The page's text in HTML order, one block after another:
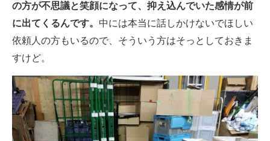
の方が不思議と笑顔になって、抑え込んでいた感情が前
に出てくるんです。 中には本当に話しかけないでほしい
依頼人の方もいるので、そういう方はそっとしておきま
すけど。